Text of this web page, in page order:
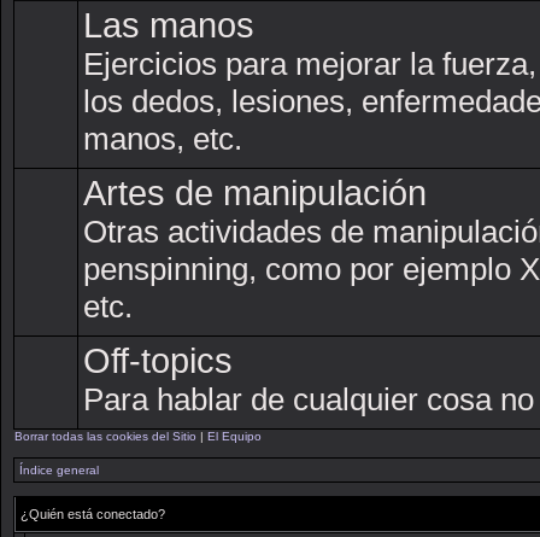
Las manos
Ejercicios para mejorar la
los dedos, lesiones,
manos, etc.
Artes de manipulación
Otras actividades de
penspinning, como por ejemplo
etc.
Off-topics
Para hablar de cualquier cosa
Borrar todas las cookies del Sitio | El Equipo
Índice general
¿Quién está conectado?